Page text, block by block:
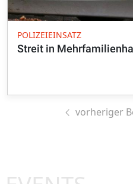
POLIZEIEINSATZ
Streit in
vorheriger